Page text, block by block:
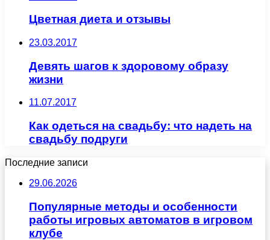
Цветная диета и отзывы
23.03.2017
Девять шагов к здоровому образу
жизни
11.07.2017
Как одеться на свадьбу: что надеть на
свадьбу подруги
Последние записи
29.06.2026
Популярные методы и особенности
работы игровых автоматов в игровом
клубе